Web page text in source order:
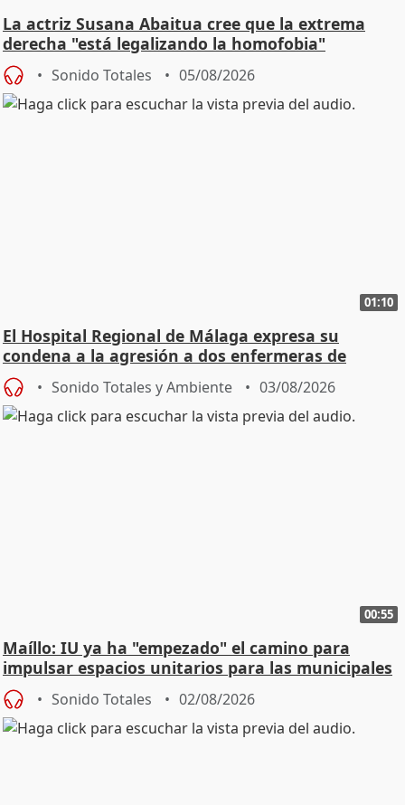
La actriz Susana Abaitua cree que la extrema
derecha "está legalizando la homofobia"
Sonido Totales 05/08/2026
01:10
El Hospital Regional de Málaga expresa su
condena a la agresión a dos enfermeras de
Urgencias
Sonido Totales y Ambiente 03/08/2026
00:55
Maíllo: IU ya ha "empezado" el camino para
impulsar espacios unitarios para las municipales
Sonido Totales 02/08/2026